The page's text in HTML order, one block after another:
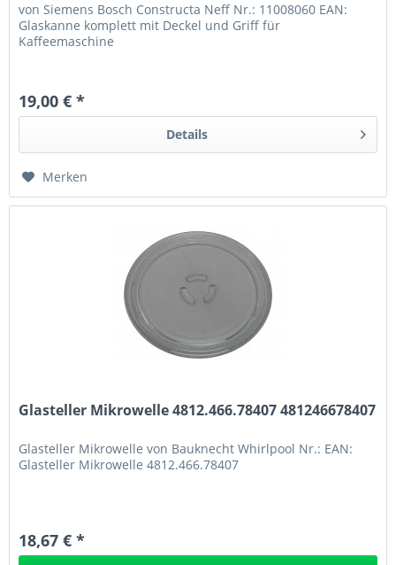
von Siemens Bosch Constructa Neff Nr.: 11008060 EAN:
Glaskanne komplett mit Deckel und Griff für
Kaffeemaschine
19,00 € *
Details
Merken
Glasteller Mikrowelle 4812.466.78407 481246678407
Glasteller Mikrowelle von Bauknecht Whirlpool Nr.: EAN:
Glasteller Mikrowelle 4812.466.78407
18,67 € *